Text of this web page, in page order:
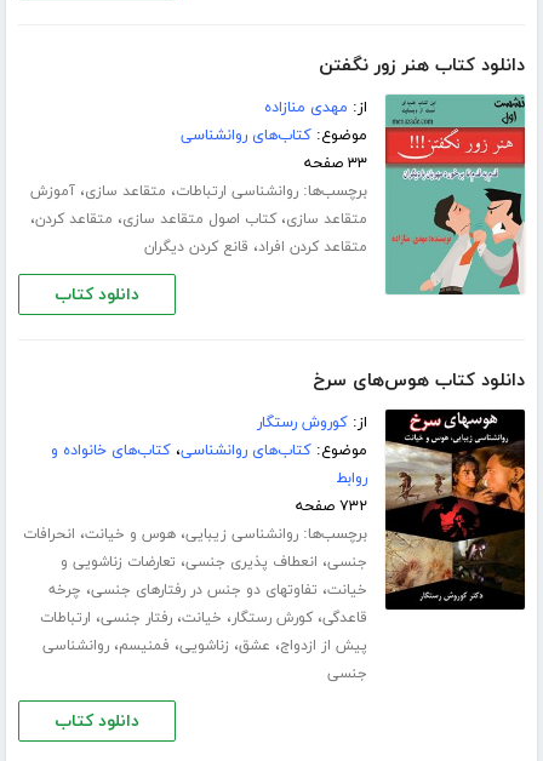
دانلود کتاب هنر زور نگفتن
از: مهدی منازاده
موضوع:کتاب‌های روانشناسی
۳۳ صفحه
برچسب‌ها:روانشناسی ارتباطات، متقاعد سازی،آموزش
متقاعد سازی،کتاب اصول متقاعد سازی، متقاعد کردن،
متقاعد کردن افراد، قانع کردن دیگران
دانلود کتاب
دانلود کتاب هوس‌های سرخ
از:کوروش رستگار
موضوع:کتاب‌های روانشناسی،کتاب‌های خانواده و
روابط
۷۳۲ صفحه
برچسب‌ها:روانشناسی زیبایی،هوس و خیانت، انحرافات
جنسی، انعطاف پذیری جنسی، تعارضات زناشویی و
خیانت، تفاوتهای دو جنس در رفتارهای جنسی، چرخه
قاعدگی،کورش رستگار، خیانت،رفتار جنسی، ارتباطات
پیش از ازدواج، عشق، زناشویی، فمنیسم،روانشناسی
جنسی
دانلود کتاب